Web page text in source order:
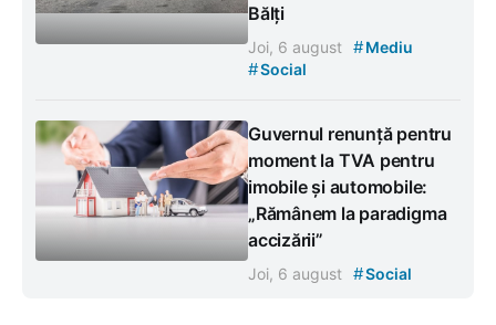
Bălți
Joi, 6 august #Mediu
#Social
Guvernul renunță pentru
moment la TVA pentru
imobile și automobile:
„Rămânem la paradigma
accizării”
Joi, 6 august #Social